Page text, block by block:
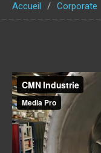
Accueil Corporate
CMN Industriefrom